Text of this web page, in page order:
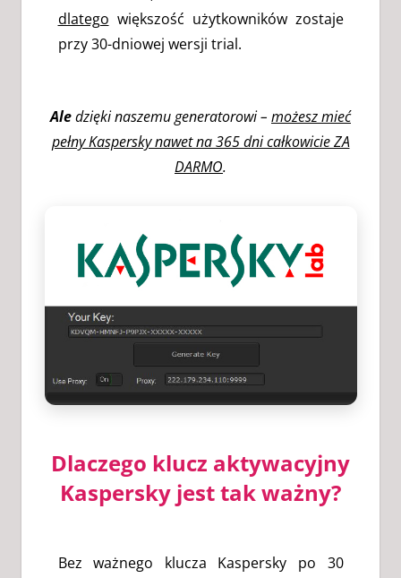
dlatego większość użytkowników zostaje
przy 30-dniowej wersji trial.
Aledzięki naszemu generatorowi – możesz mieć
pełny Kaspersky nawet na 365 dni całkowicie ZA
DARMO.
Dlaczego klucz aktywacyjny
Kaspersky jest tak ważny?
Bez ważnego klucza Kaspersky po 30